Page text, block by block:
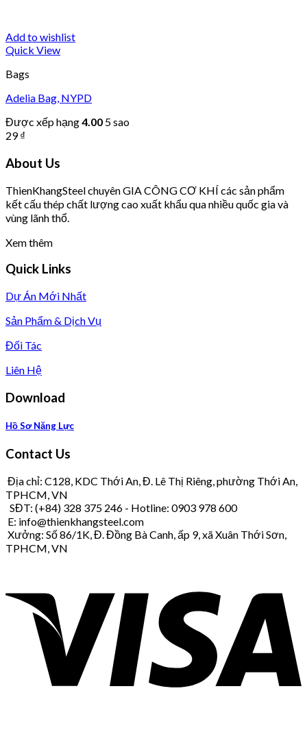
Add to wishlist
Quick View
Bags
Adelia Bag, NYPD
Được xếp hạng4.00 5 sao
29₫
About Us
ThienKhangSteel chuyên GIA CÔNG CƠ KHÍ các sản phẩm
kết cấu thép chất lượng cao xuất khẩu qua nhiều quốc gia và
vùng lãnh thổ.
Xem thêm
Quick Links
Dự Án Mới Nhất
Sản Phẩm & Dịch Vụ
Đối Tác
Liên Hệ
Download
Hồ Sơ Năng Lực
Contact Us
Địa chỉ: C128, KDC Thới An, Đ. Lê Thị Riêng, phường Thới An,
TPHCM, VN
SĐT: (+84) 328 375 246 - Hotline: 0903 978 600
E: info@thienkhangsteel.com
Xưởng: Số 86/1K, Đ. Đồng Bà Canh, ấp 9, xã Xuân Thới Sơn,
TPHCM, VN